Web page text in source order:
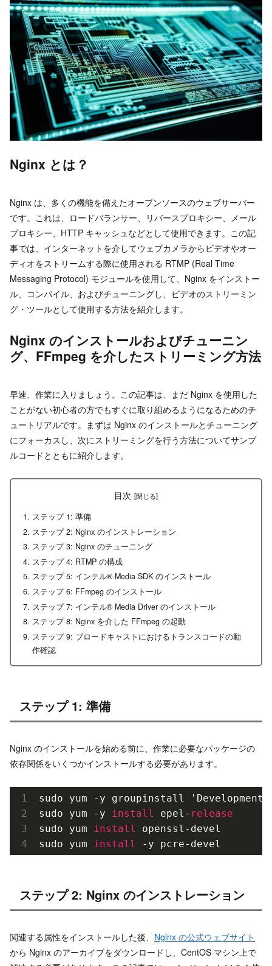
Nginx とは？
Nginx は、多くの機能を備えたオープンソースのウェブサーバー
です。これは、ロードバランサー、リバースプロキシー、メール
プロキシー、HTTP キャッシュなどとして使用できます。この記
事では、インターネットを介してウェブカメラからビデオやオー
ディオをストリームする際に使用される RTMP (Real Time
Messaging Protocol) モジュールを使用して、Nginx をインストー
ル、コンパイル、およびチューニングし、ビデオのストリーミン
グ・ツールとして使用する方法を紹介します。
Nginx のインストールおよびチューニン
グ、FFmpeg を介したストリーミング方法
早速、作業に入りましょう。この記事は、まだ Nginx を使用した
ことがない初心者の方でもすぐに取り組めるようになるためのチ
ュートリアルです。まずは Nginx のインストールとチューニング
にフォーカスし、次にストリーミングを行う方法についてサンプ
ルコードとともに紹介します。
目次
ステップ 1: 準備
ステップ 2: Nginx のインストレーション
ステップ 3: Nginx のチューニング
ステップ 4: RTMP の構成
ステップ 5: インテル® Media SDK のインストール
ステップ 6: FFmpeg のインストール
ステップ 7: インテル® Media Driver のインストール
ステップ 8: Nginx を介した FFmpeg の起動
ステップ 9: ブロードキャストにおけるトランスコードの動
作確認
ステップ 1: 準備
Nginx のインストールを始める前に、作業に必要なパッケージの
依存関係をいくつかインストールする必要があります。
sudo yum -y groupinstall 'Development
sudo yum -y install epel- release
sudo yum install
openssl-devel
sudo yum install -y pcre-devel
ステップ 2: Nginx のインストレーション
関連する属性をインストールした後、 Nginx の公式ウェブサイト
から Nginx のアーカイブをダウンロードし、CentOS マシン上で